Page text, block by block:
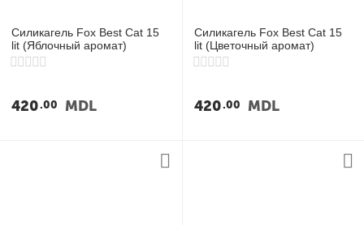
Силикагель Fox Best Cat 15
lit (Яблочный аромат)
420 00 MDL
Силикагель Fox Best Cat 15
lit (Цветочный аромат)
420 00 MDL